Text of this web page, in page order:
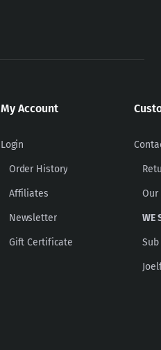
My Account
Login
Order History
Affiliates
Newsletter
Gift Certificate
Our
WE